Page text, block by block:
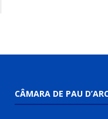
CÂMARA DE PAU